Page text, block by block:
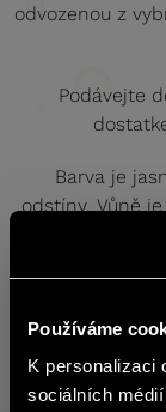
Používáme
K personalizaci
sociálních
odvozenou z
Podávejte
Barva je
odstíny. Vůně
pomeranče,